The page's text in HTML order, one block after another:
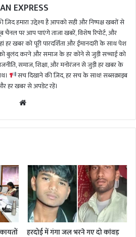
EXPRESS
हमारा उद्देश्य है आपको सही और निष्पक्ष खबरों से
चैनल पर आप पाएंगे ताजा खबरें, विशेष रिपोर्ट, और
हर खबर को पूरी पारदर्शिता और ईमानदारी के साथ पेश
बुलंद करने और समाज के हर कोने से जुड़ी सच्चाई को
समाज, शिक्षा, और मनोरंजन से जुड़ी हर खबर के
सच दिखाने की ज़िद, हर सच के साथ! सब्सक्राइब
हर खबर से अपडेट रहें।
te
हरदोई में गंगा जल भरने गए दो कांवड़